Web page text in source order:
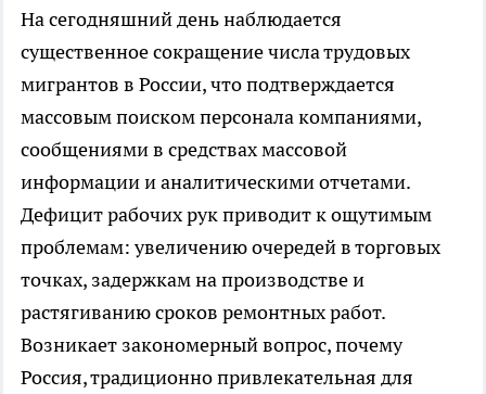
На сегодняшний день наблюдается
существенное сокращение числа трудовых
мигрантов в России, что подтверждается
массовым поиском персонала компаниями,
сообщениями в средствах массовой
информации и аналитическими отчетами.
Дефицит рабочих рук приводит к ощутимым
проблемам: увеличению очередей в торговых
точках, задержкам на производстве и
растягиванию сроков ремонтных работ.
Возникает закономерный вопрос, почему
Россия, традиционно привлекательная для